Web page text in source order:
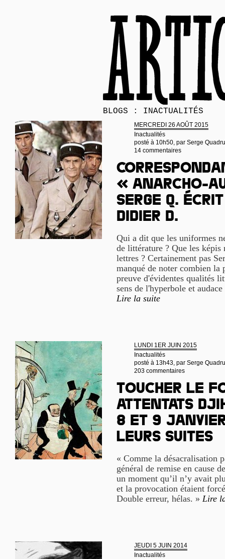
BLOGS : INACTUALITÉS
MERCREDI 26 AOÛT 2015
Inactualités
posté à 10h50, par Serge
14 commentaires
« anarcho-
Serge Q.
Didier D.
Qui a dit que les uniformes
de littérature ? Que les
lettres ? Certainement pas
manqué de noter combien la
preuve d'évidentes qualités
sens de l'hyperbole et
Lire la suite
LUNDI 1ER JUIN 2015
Inactualités
posté à 13h43, par Serge
203 commentaires
Toucher le
attentats
8 et 9
leurs suites
« Comme la désacralisation
général de remise en cause
un moment qu’il n’y avait
et la provocation étaient
Double erreur, hélas. » Lire
JEUDI 5 JUIN 2014
Inactualités